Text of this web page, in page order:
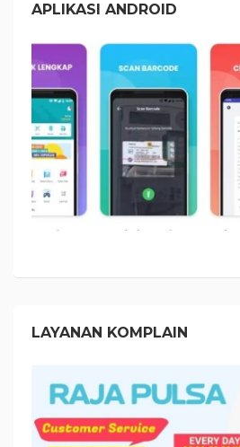
APLIKASI ANDROID
LAYANAN KOMPLAIN